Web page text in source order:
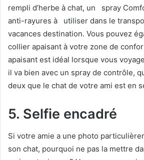
rempli d’herbe à chat, un spray
anti-rayures à
utiliser dans le
vacances destination. Vous pouvez
collier apaisant à votre zone de
apaisant est idéal lorsque vous
il va bien avec un spray de contrôle,
deux que le chat de votre ami est en
5. Selfie encadré
Si votre amie a une photo
son chat, pourquoi ne pas la mettre